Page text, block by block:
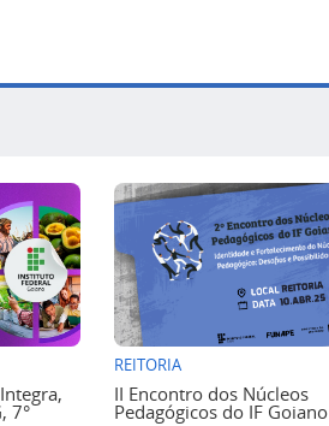
7°
REITORIA
II Encontro dos Núcleos
Pedagógicos do IF Goiano